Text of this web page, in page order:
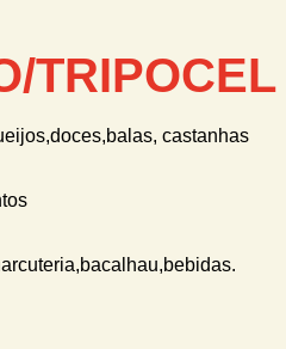
TRIPOCEL
castanhas